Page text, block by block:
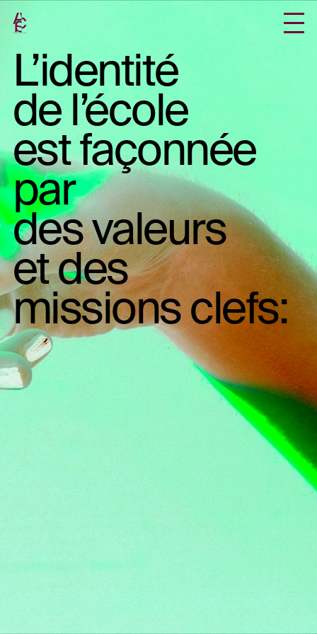
L’identité
de l’école
est façonnée
par
des valeurs
et des
missions clefs: